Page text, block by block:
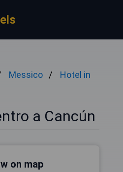
Messico
Hotel in
a Cancún
on map